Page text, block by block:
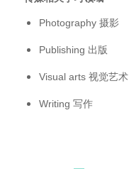
Photography 摄影
Publishing 出版
Visual arts 视觉艺术
Writing 写作